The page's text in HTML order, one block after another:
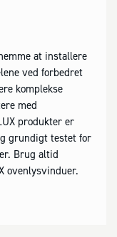
at installere
ved forbedret
komplekse
med
produkter er
grundigt testet for
Brug altid
ovenlysvinduer.